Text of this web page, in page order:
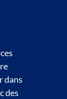
dans
des